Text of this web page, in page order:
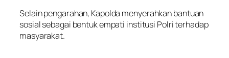
Selain pengarahan, Kapolda menyerahkan bantuan
sosial sebagai bentuk empati institusi Polri terhadap
masyarakat.